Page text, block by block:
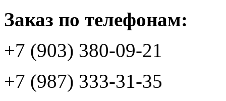
Заказ по телефонам:
+7 (903) 380-09-21
+7 (987) 333-31-35